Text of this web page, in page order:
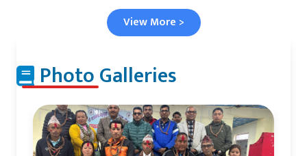
View More >
Photo Galleries